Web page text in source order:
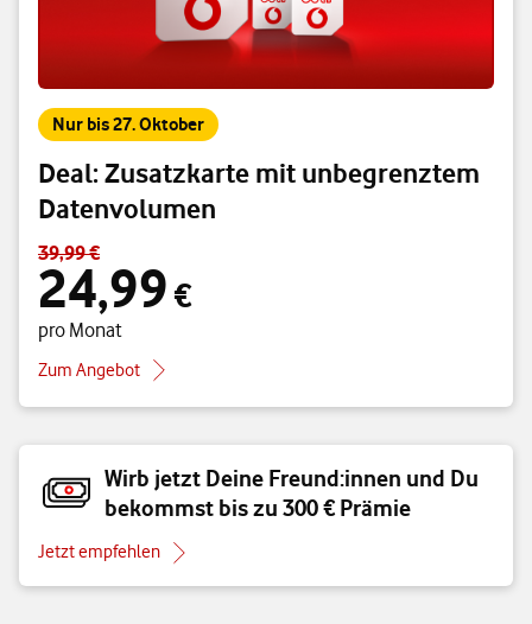
Nur bis 27. Oktober
Deal: Zusatzkarte mit unbegrenztem
Datenvolumen
Standardpreis 39,99 € – Angebotspreis 24,99 € pro Monat
39,99 €
24,99 €
pro Monat
Zum Angebot
Wirb jetzt Deine Freund:innen und Du
bekommst bis zu 300 € Prämie
Jetzt empfehlen